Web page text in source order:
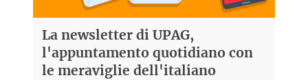
La newsletter di UPAG,
l'appuntamento quotidiano con
le meraviglie dell'italiano